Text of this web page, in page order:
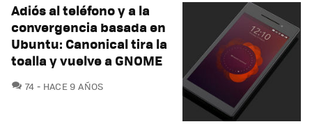
Adiós al teléfono y a la
convergencia basada en
Ubuntu: Canonical tira la
toalla y vuelve a GNOME
74 COMENTARIOS
HACE 9 AÑOS